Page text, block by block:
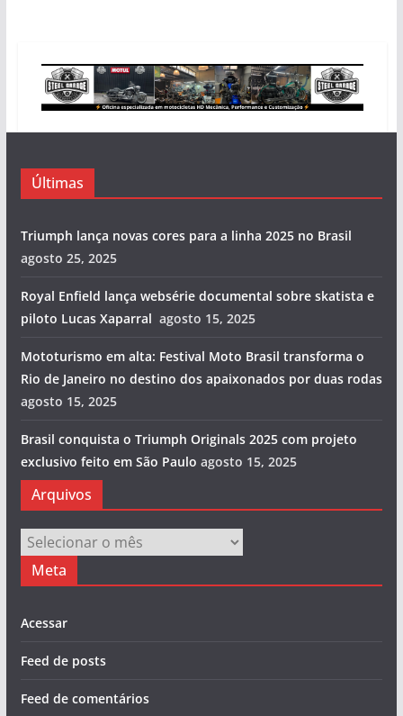
Últimas
Triumph lança novas cores para a linha 2025 no Brasil
agosto 25, 2025
Royal Enfield lança websérie documental sobre skatista e
piloto Lucas Xaparral agosto 15, 2025
Mototurismo em alta: Festival Moto Brasil transforma o
Rio de Janeiro no destino dos apaixonados por duas rodas
agosto 15, 2025
Brasil conquista o Triumph Originals 2025 com projeto
exclusivo feito em São Paulo agosto 15, 2025
Arquivos
Arquivos
Meta
Acessar
Feed de posts
Feed de comentários